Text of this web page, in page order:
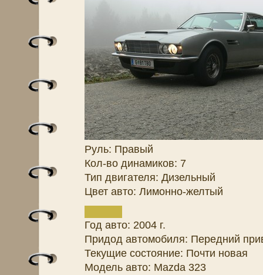
Руль: Правый
Кол-во динамиков: 7
Тип двигателя: Дизельный
Цвет авто: Лимонно-желтый
Год авто: 2004 г.
Придод автомобиля: Передний
Текущие состояние: Почти новая
Модель авто: Mazda 323